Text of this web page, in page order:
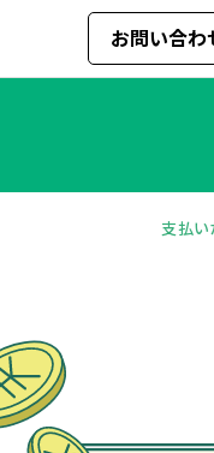
お問い合わ
支払い